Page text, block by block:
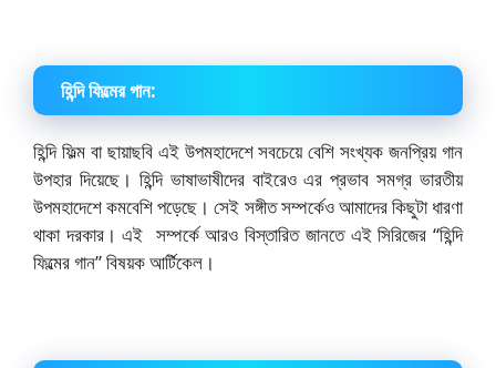
হিন্দি ফিল্মের গান:
হিন্দি ফিল্ম বা ছায়াছবি এই উপমহাদেশে সবচেয়ে বেশি সংখ্যক জনপ্রিয় গান
উপহার দিয়েছে। হিন্দি ভাষাভাষীদের বাইরেও এর প্রভাব সমগ্র ভারতীয়
উপমহাদেশে কমবেশি পড়েছে। সেই সঙ্গীত সম্পর্কেও আমাদের কিছুটা ধারণা
থাকা দরকার। এই সম্পর্কে আরও বিস্তারিত জানতে এই সিরিজের “হিন্দি
ফিল্মের গান” বিষয়ক আর্টিকেল।